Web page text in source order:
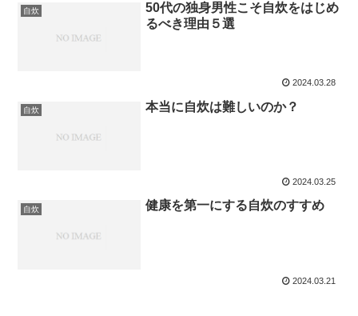
自炊
50代の独身男性こそ自炊をはじめ
るべき理由５選
2024.03.28
自炊 本当に自炊は難しいのか？
2024.03.25
自炊 健康を第一にする自炊のすすめ
2024.03.21